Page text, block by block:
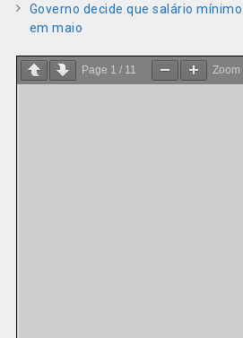
Governo decide que salário
em maio
Page 1 / 11 Zoom